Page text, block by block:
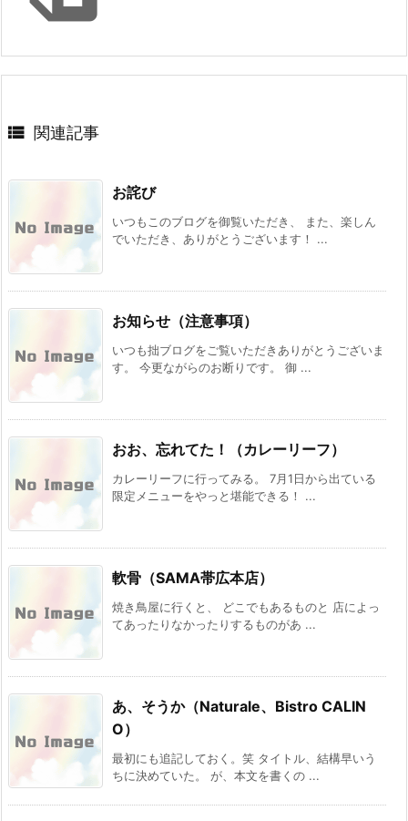
 関連記事
お詫び
いつもこのブログを御覧いただき、 また、楽しん
でいただき、ありがとうございます！ ...
お知らせ（注意事項）
いつも拙ブログをご覧いただきありがとうございま
す。 今更ながらのお断りです。 御 ...
おお、忘れてた！（カレーリーフ）
カレーリーフに行ってみる。 7月1日から出ている
限定メニューをやっと堪能できる！ ...
軟骨（SAMA帯広本店）
焼き鳥屋に行くと、 どこでもあるものと 店によっ
てあったりなかったりするものがあ ...
あ、そうか（Naturale、Bistro CALIN
O）
最初にも追記しておく。笑 タイトル、結構早いう
ちに決めていた。 が、本文を書くの ...